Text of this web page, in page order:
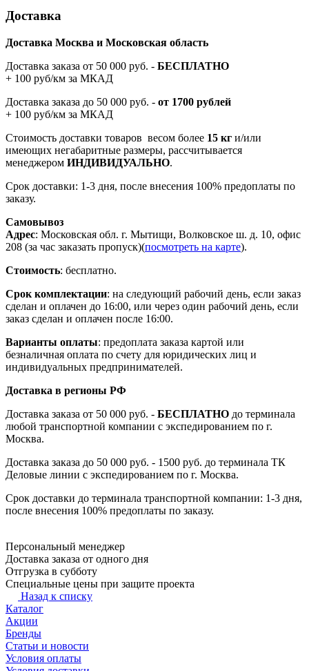
Доставка
Доставка Москва и Московская область
Доставка заказа от 50 000 руб. - БЕСПЛАТНО
+ 100 руб/км за МКАД
Доставка заказа до 50 000 руб. - от 1700 рублей
+ 100 руб/км за МКАД
Стоимость доставки товаров весом более 15 кг и/или
имеющих негабаритные размеры, рассчитывается
менеджером ИНДИВИДУАЛЬНО.
Срок доставки: 1-3 дня, после внесения 100% предоплаты по
заказу.
Самовывоз
Адрес: Московская обл. г. Мытищи, Волковское ш. д. 10, офис
208 (за час заказать пропуск)(посмотреть на карте).
Стоимость: бесплатно.
Срок комплектации: на следующий рабочий день, если заказ
сделан и оплачен до 16:00, или через один рабочий день, если
заказ сделан и оплачен после 16:00.
Варианты оплаты: предоплата заказа картой или
безналичная оплата по счету для юридических лиц и
индивидуальных предпринимателей.
Доставка в регионы РФ
Доставка заказа от 50 000 руб. - БЕСПЛАТНО до терминала
любой транспортной компании с экспедированием по г.
Москва.
Доставка заказа до 50 000 руб. - 1500 руб. до терминала ТК
Деловые линии с экспедированием по г. Москва.
Срок доставки до терминала транспортной компании: 1-3 дня,
после внесения 100% предоплаты по заказу.
Персональный менеджер
Доставка заказа от одного дня
Отгрузка в субботу
Специальные цены при защите проекта
Назад к списку
Каталог
Акции
Бренды
Статьи и новости
Условия оплаты